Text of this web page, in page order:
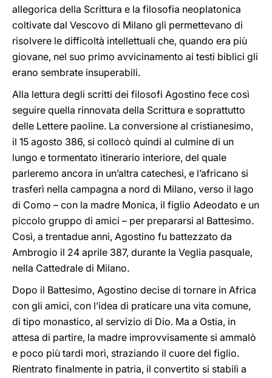
allegorica della Scrittura e la filosofia neoplatonica
coltivate dal Vescovo di Milano gli permettevano di
risolvere le difficoltà intellettuali che, quando era più
giovane, nel suo primo avvicinamento ai testi biblici gli
erano sembrate insuperabili.
Alla lettura degli scritti dei filosofi Agostino fece così
seguire quella rinnovata della Scrittura e soprattutto
delle Lettere paoline. La conversione al cristianesimo,
il 15 agosto 386, si collocò quindi al culmine di un
lungo e tormentato itinerario interiore, del quale
parleremo ancora in un’altra catechesi, e l’africano si
trasferì nella campagna a nord di Milano, verso il lago
di Como – con la madre Monica, il figlio Adeodato e un
piccolo gruppo di amici – per prepararsi al Battesimo.
Così, a trentadue anni, Agostino fu battezzato da
Ambrogio il 24 aprile 387, durante la Veglia pasquale,
nella Cattedrale di Milano.
Dopo il Battesimo, Agostino decise di tornare in Africa
con gli amici, con l’idea di praticare una vita comune,
di tipo monastico, al servizio di Dio. Ma a Ostia, in
attesa di partire, la madre improvvisamente si ammalò
e poco più tardi morì, straziando il cuore del figlio.
Rientrato finalmente in patria, il convertito si stabilì a